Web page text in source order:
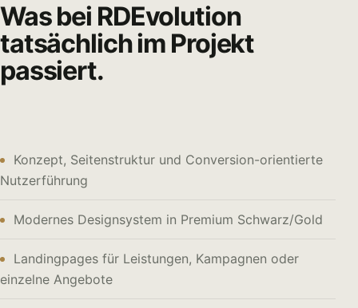
Was bei RDEvolution
tatsächlich im Projekt
passiert.
Konzept, Seitenstruktur und Conversion-orientierte
Nutzerführung
Modernes Designsystem in Premium Schwarz/Gold
Landingpages für Leistungen, Kampagnen oder
einzelne Angebote